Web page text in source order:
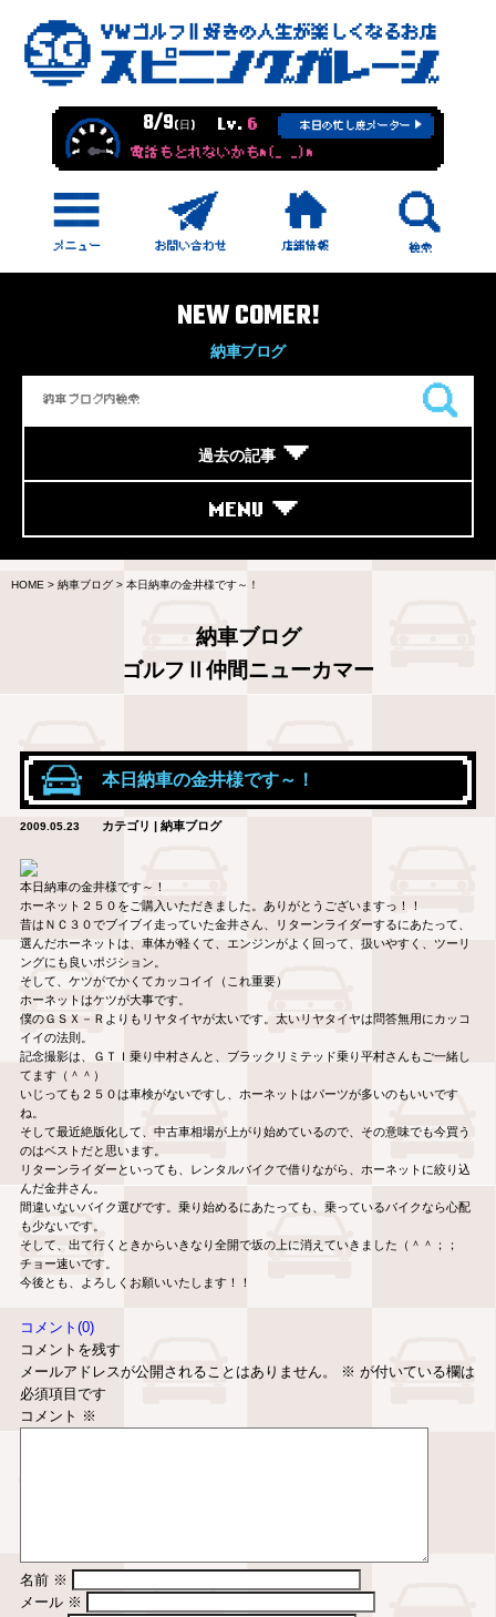
8/9(日) Lv. 6 本日の忙し度メーター
電話もとれないかもm(_ _)m
NEW COMER!
納車ブログ
過去の記事
MENU
HOME > 納車ブログ > 本日納車の金井様です～！
納車ブログ
ゴルフⅡ仲間ニューカマー
本日納車の金井様です～！
2009.05.23 カテゴリ | 納車ブログ
本日納車の金井様です～！
ホーネット２５０をご購入いただきました。ありがとうございますっ！！
昔はＮＣ３０でブイブイ走っていた金井さん、リターンライダーするにあたって、
選んだホーネットは、車体が軽くて、エンジンがよく回って、扱いやすく、ツーリ
ングにも良いポジション。
そして、ケツがでかくてカッコイイ（これ重要）
ホーネットはケツが大事です。
僕のＧＳＸ－Ｒよりもリヤタイヤが太いです。太いリヤタイヤは問答無用にカッコ
イイの法則。
記念撮影は、ＧＴＩ乗り中村さんと、ブラックリミテッド乗り平村さんもご一緒し
てます（＾＾）
いじっても２５０は車検がないですし、ホーネットはパーツが多いのもいいです
ね。
そして最近絶版化して、中古車相場が上がり始めているので、その意味でも今買う
のはベストだと思います。
リターンライダーといっても、レンタルバイクで借りながら、ホーネットに絞り込
んだ金井さん。
間違いないバイク選びです。乗り始めるにあたっても、乗っているバイクなら心配
も少ないです。
そして、出て行くときからいきなり全開で坂の上に消えていきました（＾＾；；
チョー速いです。
今後とも、よろしくお願いいたします！！
コメント(0)
コメントを残す
メールアドレスが公開されることはありません。
※ が付いている欄は
必須項目です
コメント ※
名前 ※
メール ※